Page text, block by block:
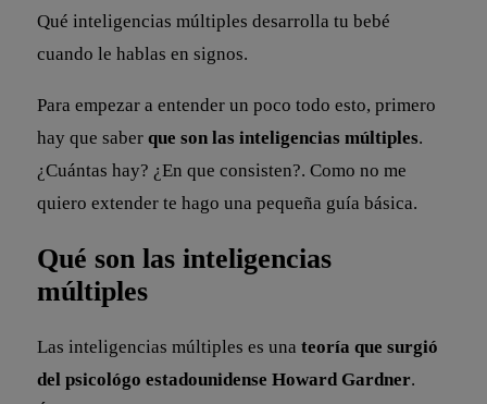
Qué inteligencias múltiples desarrolla tu bebé
cuando le hablas en signos.
Para empezar a entender un poco todo esto, primero
hay que saberque son las inteligencias múltiples.
¿Cuántas hay? ¿En que consisten?. Como no me
quiero extender te hago una pequeña guía básica.
Qué son las inteligencias
múltiples
Las inteligencias múltiples es unateoría que surgió
del psicológo estadounidense Howard Gardner.